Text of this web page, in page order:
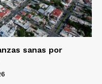
sanas por